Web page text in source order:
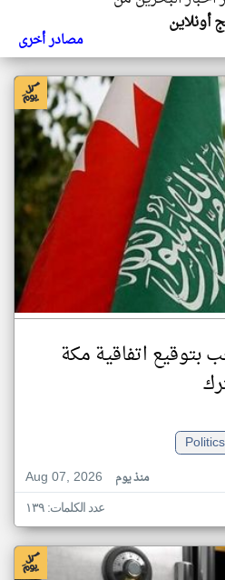
أونلاين
مصادر أخرى
بتوقيع اتفاقية مكة
Politics
Aug 07, 2026
منذ يوم
عدد الكلمات: ١٣٩